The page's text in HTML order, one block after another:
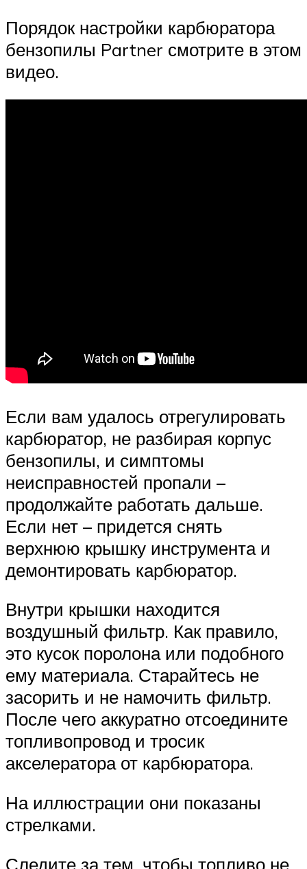
Порядок настройки карбюратора
бензопилы Partner смотрите в этом
видео.
Если вам удалось отрегулировать
карбюратор, не разбирая корпус
бензопилы, и симптомы
неисправностей пропали –
продолжайте работать дальше.
Если нет – придется снять
верхнюю крышку инструмента и
демонтировать карбюратор.
Внутри крышки находится
воздушный фильтр. Как правило,
это кусок поролона или подобного
ему материала. Старайтесь не
засорить и не намочить фильтр.
После чего аккуратно отсоедините
топливопровод и тросик
акселератора от карбюратора.
На иллюстрации они показаны
стрелками.
Следите за тем, чтобы топливо не